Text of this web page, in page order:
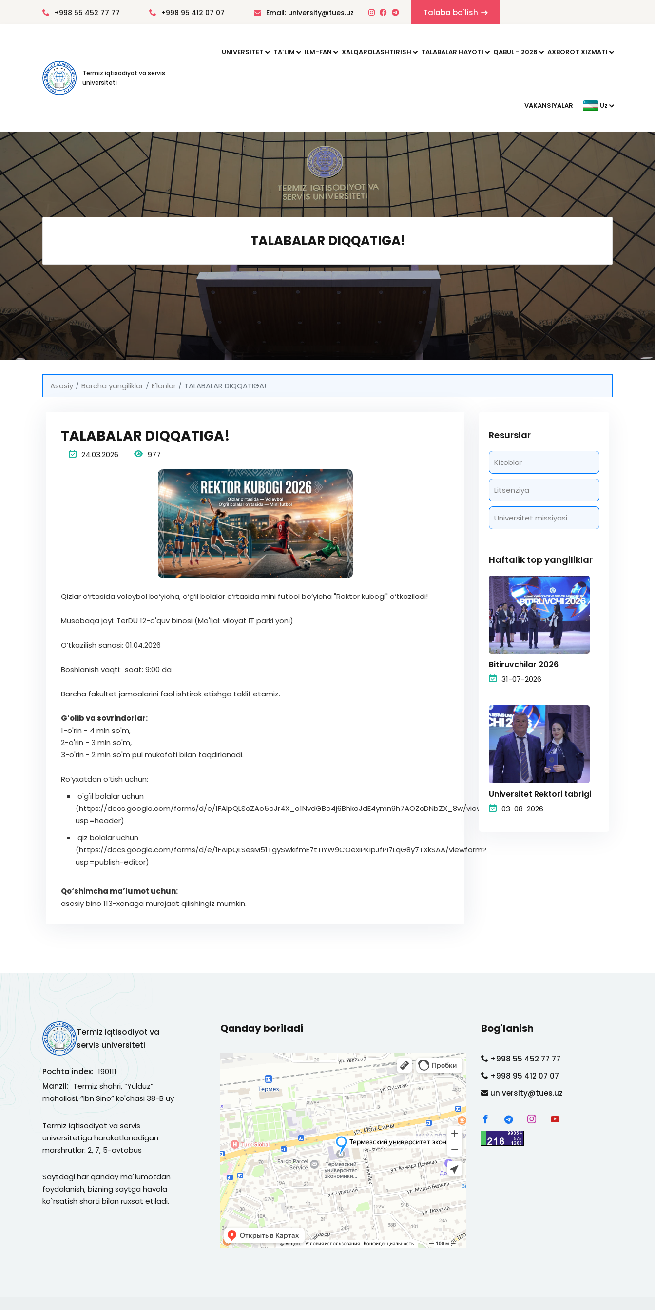
+998 55 452 77 77 +998 95 412 07 07 Email: university@tues.uz Talaba bo`lish
Termiz iqtisodiyot va servis
universiteti
UNIVERSITET TAʼLIM ILM-FAN XALQAROLASHTIRISH TALABALAR HAYOTI QABUL - 2026 AXBOROT XIZMATI
VAKANSIYALAR Uz
TALABALAR DIQQATIGA!
Asosiy Barcha yangiliklar E'lonlar TALABALAR DIQQATIGA!
TALABALAR DIQQATIGA!
24.03.2026 977
Qizlar o‘rtasida voleybol bo‘yicha, o‘g‘il bolalar o‘rtasida mini futbol bo‘yicha "Rektor kubogi" o‘tkaziladi!
Musobaqa joyi: TerDU 12-o'quv binosi (Mo'ljal: viloyat IT parki yoni)
O‘tkazilish sanasi: 01.04.2026
Boshlanish vaqti: soat: 9:00 da
Barcha fakultet jamoalarini faol ishtirok etishga taklif etamiz.
G‘olib va sovrindorlar:
1-o'rin - 4 mln so'm,
2-o'rin - 3 mln so'm,
3-o'rin - 2 mln so'm pul mukofoti bilan taqdirlanadi.
Ro‘yxatdan o‘tish uchun:
o'g'il bolalar uchun
(https://docs.google.com/forms/d/e/1FAIpQLScZAo5eJr4X_o1NvdGBo4j6BhkoJdE4ymn9h7AOZcDNbZX_8w/viewform?
usp=header)
qiz bolalar uchun
(https://docs.google.com/forms/d/e/1FAIpQLSesM51TgySwkIfmE7tTIYW9COexIPKIpJfPI7LqG8y7TXkSAA/viewform?
usp=publish-editor)
Qo‘shimcha ma’lumot uchun:
asosiy bino 113-xonaga murojaat qilishingiz mumkin.
Resurslar
Kitoblar
Litsenziya
Universitet missiyasi
Haftalik top yangiliklar
Bitiruvchilar 2026
31-07-2026
Universitet Rektori tabrigi
03-08-2026
Termiz iqtisodiyot va
servis universiteti
Pochta index: 190111
Manzil: Termiz shahri, “Yulduz”
mahallasi, “Ibn Sino” ko'chasi 38-B uy
Termiz iqtisodiyot va servis
universitetiga harakatlanadigan
marshrutlar: 2, 7, 5-avtobus
Saytdagi har qanday ma`lumotdan
foydalanish, bizning saytga havola
ko`rsatish sharti bilan ruxsat etiladi.
Qanday boriladi Bog'lanish
+998 55 452 77 77
+998 95 412 07 07
university@tues.uz